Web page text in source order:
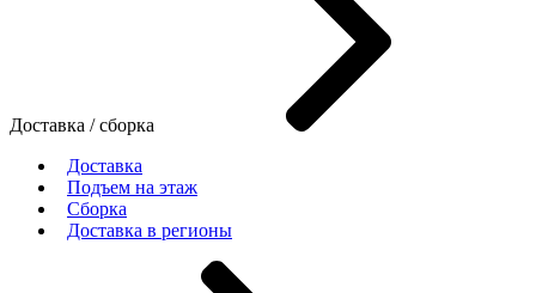
Доставка / сборка
Доставка
Подъем на этаж
Сборка
Доставка в регионы